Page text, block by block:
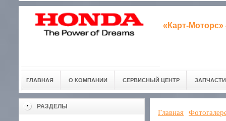
«Карт-
ГЛАВНАЯ О КОМПАНИИ СЕРВИСНЫЙ ЦЕНТР
РАЗДЕЛЫ
Главная